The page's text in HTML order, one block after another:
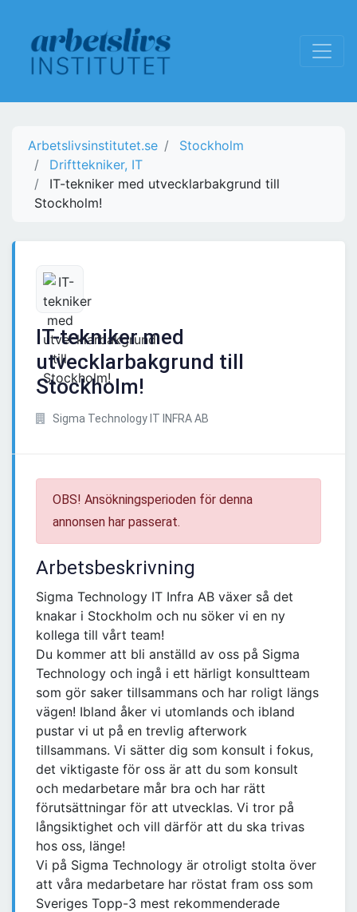
Arbetslivsinstitutet.se
Stockholm
Drifttekniker, IT
IT-tekniker med utvecklarbakgrund till
Stockholm!
IT-tekniker med
utvecklarbakgrund till
Stockholm!
Sigma Technology IT INFRA AB
OBS! Ansökningsperioden för denna
annonsen har passerat.
Arbetsbeskrivning
Sigma Technology IT Infra AB växer så det
knakar i Stockholm och nu söker vi en ny
kollega till vårt team!
Du kommer att bli anställd av oss på Sigma
Technology och ingå i ett härligt konsultteam
som gör saker tillsammans och har roligt längs
vägen! Ibland åker vi utomlands och ibland
pustar vi ut på en trevlig afterwork
tillsammans. Vi sätter dig som konsult i fokus,
det viktigaste för oss är att du som konsult
och medarbetare mår bra och har rätt
förutsättningar för att utvecklas. Vi tror på
långsiktighet och vill därför att du ska trivas
hos oss, länge!
Vi på Sigma Technology är otroligt stolta över
att våra medarbetare har röstat fram oss som
Sveriges Topp-3 mest rekommenderade